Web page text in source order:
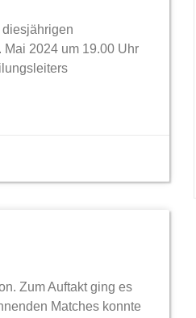
diesjährigen
2024 um 19.00 Uhr
Zum Auftakt ging es
Matches konnte